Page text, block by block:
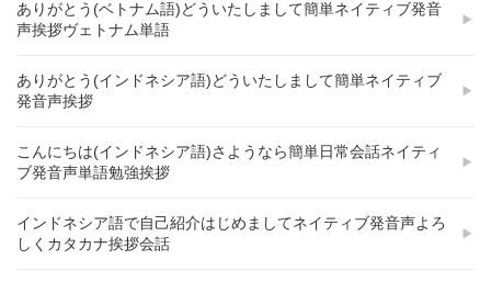
ありがとう(ベトナム語)どういたしまして簡単ネイティブ発音
声挨拶ヴェトナム単語
ありがとう(インドネシア語)どういたしまして簡単ネイティブ
発音声挨拶
こんにちは(インドネシア語)さようなら簡単日常会話ネイティ
ブ発音声単語勉強挨拶
インドネシア語で自己紹介はじめましてネイティブ発音声よろ
しくカタカナ挨拶会話